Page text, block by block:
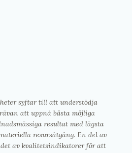
syftar till att understödja
att uppnå bästa möjliga
resultat med lägsta
resursåtgång. En del av
av kvalitetsindikatorer för att